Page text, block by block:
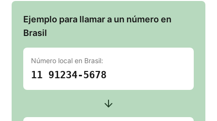
Ejemplo para llamar a un número en
Brasil
Número local en Brasil:
11 91234-5678